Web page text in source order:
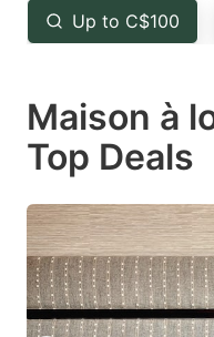
the
question
key
to
the
keyboard
shortcuts
for
Up to C$100
Maison à
Top Deals